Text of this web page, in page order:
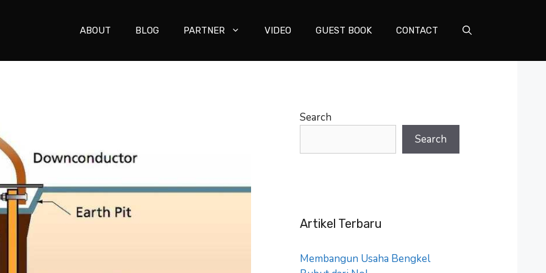
ABOUT BLOG PARTNER VIDEO GUEST BOOK CONTACT
Search
Search
Artikel Terbaru
Membangun Usaha Bengkel